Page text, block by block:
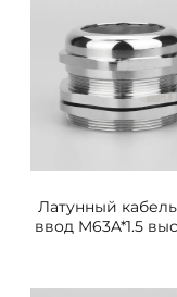
Латунный
ввод M63A*1.5
соединение